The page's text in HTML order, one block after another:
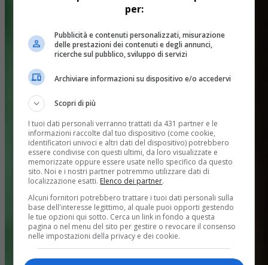
per:
Pubblicità e contenuti personalizzati, misurazione
delle prestazioni dei contenuti e degli annunci,
ricerche sul pubblico, sviluppo di servizi
Archiviare informazioni su dispositivo e/o accedervi
Scopri di più
I tuoi dati personali verranno trattati da 431 partner e le
informazioni raccolte dal tuo dispositivo (come cookie,
identificatori univoci e altri dati del dispositivo) potrebbero
essere condivise con questi ultimi, da loro visualizzate e
memorizzate oppure essere usate nello specifico da questo
sito. Noi e i nostri partner potremmo utilizzare dati di
localizzazione esatti. Elenco dei partner.
Alcuni fornitori potrebbero trattare i tuoi dati personali sulla
base dell'interesse legittimo, al quale puoi opporti gestendo
le tue opzioni qui sotto. Cerca un link in fondo a questa
pagina o nel menu del sito per gestire o revocare il consenso
nelle impostazioni della privacy e dei cookie.